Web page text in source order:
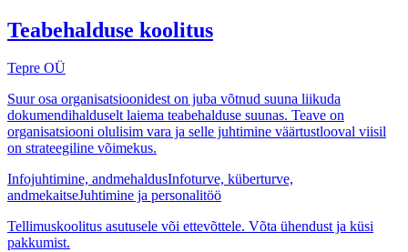
Teabehalduse koolitus
Tepre OÜ
Suur osa organisatsioonidest on juba võtnud suuna liikuda
dokumendihalduselt laiema teabehalduse suunas. Teave on
organisatsiooni olulisim vara ja selle juhtimine väärtustlooval viisil
on strateegiline võimekus.
Infojuhtimine, andmehaldusInfoturve, küberturve,
andmekaitseJuhtimine ja personalitöö
Tellimuskoolitus asutusele või ettevõttele. Võta ühendust ja küsi
pakkumist.